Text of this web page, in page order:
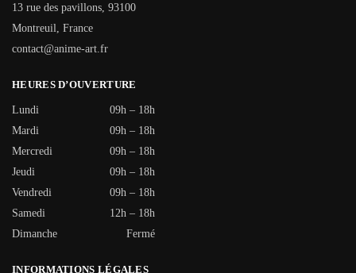
13 rue des pavillons, 93100
Montreuil, France
contact@anime-art.fr
HEURES D’OUVERTURE
Lundi
09h – 18h
Mardi
09h – 18h
Mercredi
09h – 18h
Jeudi
09h – 18h
Vendredi
09h – 18h
Samedi
12h – 18h
Dimanche
Fermé
INFORMATIONS LÉGALES